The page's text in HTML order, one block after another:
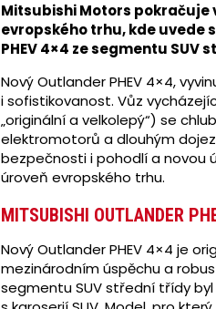
Mitsubishi Motors pokračuje
evropského trhu, kde uvede
PHEV 4×4 ze segmentu SUV
Nový Outlander PHEV 4×4,
i sofistikovanost. Vůz
„originální a velkolepý“) se
elektromotorů a dlouhým
bezpečnosti i pohodlí a novou
úroveň evropského trhu.
MITSUBISHI OUTLANDER
Nový Outlander PHEV 4×4 je
mezinárodním úspěchu a
segmentu SUV střední třídy